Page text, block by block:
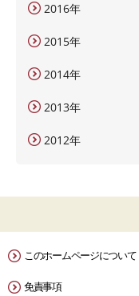
2016年
2015年
2014年
2013年
2012年
このホームページについて
免責事項